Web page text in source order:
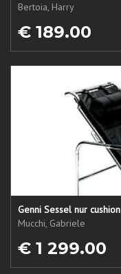
Bertoia, Harry
€ 189.00
Genni Sessel nur cushion
Mucchi, Gabriele
€ 1 299.00